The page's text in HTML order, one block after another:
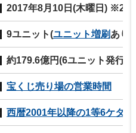
2017年8月10日(木曜日) ※24
9ユニット(ユニット増刷 あり)
約179.6億円(6ユニット発行)
宝くじ売り場の営業時間
西暦2001年以降の1等6ケタの